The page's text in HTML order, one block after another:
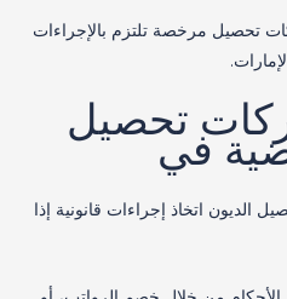
تحصيل مرخصة تلتزم بالإجراءات
تحصيل
في
الديون اتخاذ إجراءات قانونية إذا